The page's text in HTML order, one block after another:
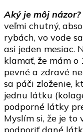
Aký je môj názor?
veľmi chutný,
rybách, vo vode
asi jeden mesiac.
klamať, že mám
pevné a zdravé
sa páči zloženie,
jednu látku
podporné látky
Myslím si, že je to
podporiť dané